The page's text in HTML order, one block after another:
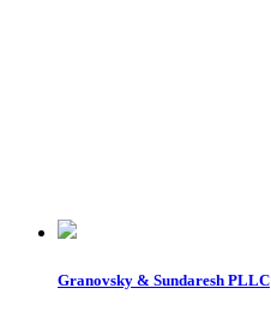
Granovsky & Sundaresh PLLC